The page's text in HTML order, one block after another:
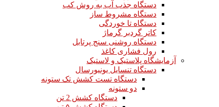
دستگاه جذب آب به روش کب
دستگاه مشروط ساز
دستگاه تا خوردگی
کاتر گردبر گرماژ
دستگاه روشنی سنج پرتابل
رول فشاری کاغذ
آزمایشگاه پلاستیک و لاستیک
دستگاه تنسایل یونیورسال
دستگاه تست کشش تک ستونه
دو ستونه
دستگاه کشش 2 تن